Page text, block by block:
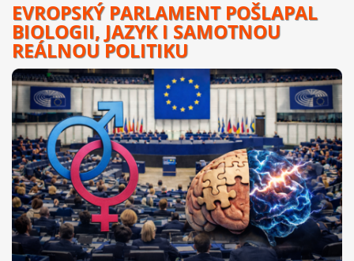
EVROPSKÝ PARLAMENT POŠLAPAL
BIOLOGII, JAZYK I SAMOTNOU
REÁLNOU POLITIKU